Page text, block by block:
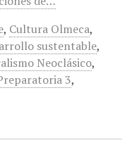
, Cultura Olmeca,
sustentable,
Neoclásico,
3,